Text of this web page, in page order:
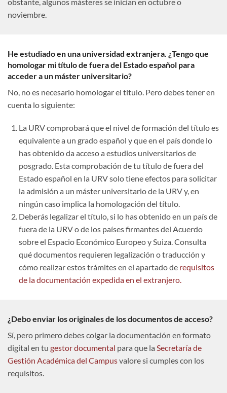
noviembre.
He estudiado en una universidad extranjera. ¿Tengo que
homologar mi título de fuera del Estado español para
acceder a un máster universitario?
No, no es necesario homologar el título. Pero debes tener en
cuenta lo siguiente:
La URV comprobará que el nivel de formación del título es
equivalente a un grado español y que en el país donde lo
has obtenido da acceso a estudios universitarios de
posgrado. Esta comprobación de tu título de fuera del
Estado español en la URV solo tiene efectos para solicitar
la admisión a un máster universitario de la URV y, en
ningún caso implica la homologación del título.
Deberás legalizar el título, si lo has obtenido en un país de
fuera de la URV o de los países firmantes del Acuerdo
sobre el Espacio Económico Europeo y Suiza. Consulta
qué documentos requieren legalización o traducción y
cómo realizar estos trámites en el apartado de requisitos
de la documentación expedida en el extranjero.
¿Debo enviar los originales de los documentos de acceso?
Sí, pero primero debes colgar la documentación en formato
digital en tu gestor documental para que la Secretaría de
Gestión Académica del Campusvalore si cumples con los
requisitos.